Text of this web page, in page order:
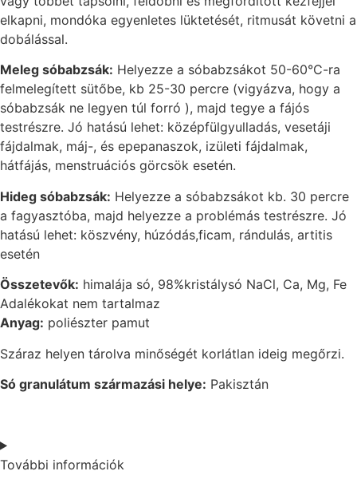
elkapni, mondóka egyenletes lüktetését, ritmusát követni a
dobálással.
Meleg sóbabzsák: Helyezze a sóbabzsákot 50-60°C-ra
felmelegített sütőbe, kb 25-30 percre (vigyázva, hogy a
sóbabzsák ne legyen túl forró ), majd tegye a fájós
testrészre. Jó hatású lehet: középfülgyulladás, vesetáji
fájdalmak, máj-, és epepanaszok, izületi fájdalmak,
hátfájás, menstruációs görcsök esetén.
Hideg sóbabzsák: Helyezze a sóbabzsákot kb. 30 percre
a fagyasztóba, majd helyezze a problémás testrészre. Jó
hatású lehet: köszvény, húzódás,ficam, rándulás, artitis
esetén
Összetevők: himalája só, 98%kristálysó NaCl, Ca, Mg, Fe
Adalékokat nem tartalmaz
Anyag: poliészter pamut
Száraz helyen tárolva minőségét korlátlan ideig megőrzi.
Só granulátum származási helye: Pakisztán
További információk